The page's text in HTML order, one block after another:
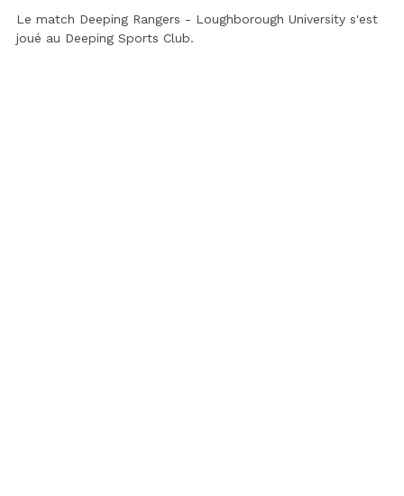
Le match Deeping Rangers - Loughborough University s'est
joué au Deeping Sports Club.